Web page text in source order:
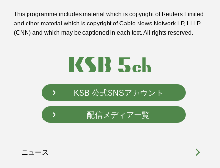
This programme includes material which is copyright of Reuters Limited
and other material which is copyright of Cable News Network LP, LLLP
(CNN) and which may be captioned in each text. All rights reserved.
KSB 公式SNSアカウント
配信メディア一覧
ニュース